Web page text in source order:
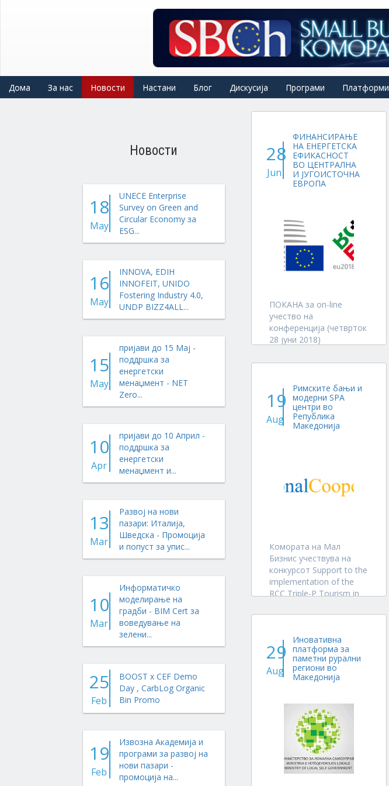
Дома За нас Новости Настани Блог Дискусија Програми Платформи
Новости
18
May
UNECE Enterprise
Survey on Green and
Circular Economy за
ESG...
16
May
INNOVA, EDIH
INNOFEIT, UNIDO
Fostering Industry 4.0,
UNDP BIZZ4ALL...
15
May
пријави до 15 Мај -
поддршка за
енергетски
менаџмент - NET
Zero...
10
Apr
пријави до 10 Април -
поддршка за
енергетски
менаџмент и...
13
Mar
Развој на нови
пазари: Италија,
Шведска - Промоција
и попуст за упис...
10
Mar
Информатичко
моделирање на
градби - BIM Cert за
воведување на
зелени...
25
Feb
BOOST x CEF Demo
Day , CarbLog Organic
Bin Promo
19
Feb
Извозна Академија и
програми за развој на
нови пазари -
промоција на...
28
Jun
ФИНАНСИРАЊЕ
НА ЕНЕРГЕТСКА
ЕФИКАСНОСТ
ВО ЦЕНТРАЛНА
И ЈУГОИСТОЧНА
ЕВРОПА
ПОКАНА за on-line
учество на
конференција (четврток
28 јуни 2018)
ЕНЕРГЕТСКА
ЦЕНТРАЛНА И
ЈУГОИСТОЧНА ЕВРОПА
Организирана од
Европската комисија во
Иницијативата за
19
Aug
Римските бањи и
модерни SPA
центри во
Република
Македонија
Комората на Мал
Бизнис учествува на
конкурсот Support to the
implementation of the
RCC Triple-P Tourism in
and Pilots Grants Work
Cooperation Council со
проектниот концепт
Римските бањи и
модерни SPA центри во
29
Aug
Иновативна
платформа за
паметни рурални
региони во
Македонија